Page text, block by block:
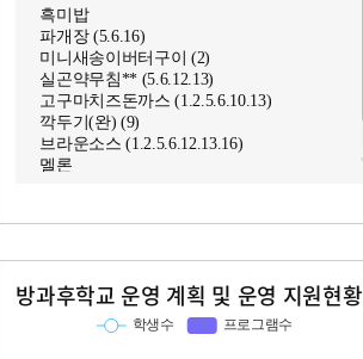
흑미밥
파개장 (5.6.16)
미니새송이버터구이 (2)
실곤약무침** (5.6.12.13)
고구마치즈돈까스 (1.2.5.6.10.13)
깍두기(완) (9)
브라운소스 (1.2.5.6.12.13.16)
멜론
방과후학교 운영 계획 및 운영 지원현황